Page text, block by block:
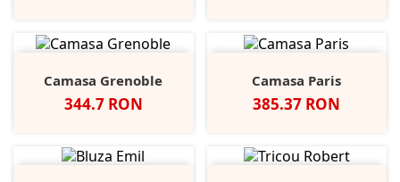
Camasa Grenoble
Pret
344.7 RON
Camasa Paris
Pret
385.37 RON